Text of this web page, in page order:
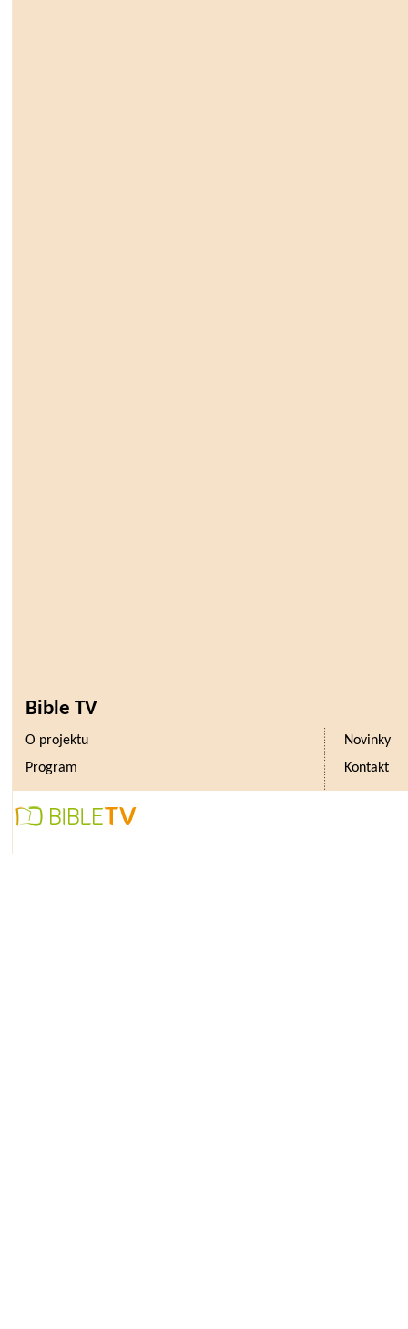
Bible TV
O projektu
Novinky
Program
Kontakt